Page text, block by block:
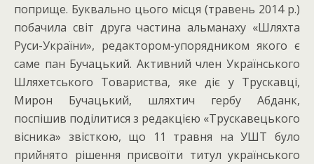
поприще. Буквально цього місця (травень 2014 р.)
побачила світ друга частина альманаху «Шляхта
Руси-України», редактором-упорядником якого є
саме пан Бучацький. Активний член Українського
Шляхетського Товариства, яке діє у Трускавці,
Мирон Бучацький, шляхтич гербу Абданк,
поспішив поділитися з редакцією «Трускавецького
вісника» звісткою, що 11 травня на УШТ було
прийнято рішення присвоїти титул українського